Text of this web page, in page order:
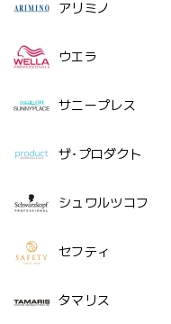
アリミノ
ウエラ
サニープレス
ザ･プロダクト
シュワルツコフ
セフティ
タマリス